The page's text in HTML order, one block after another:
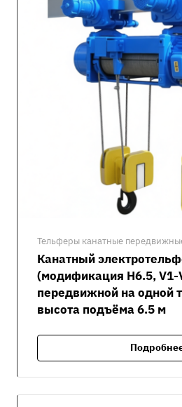
Тельферы канатные
Канатный
(модификация H6.5, V1-
передвижной на одной
высота подъёма 6.5 м